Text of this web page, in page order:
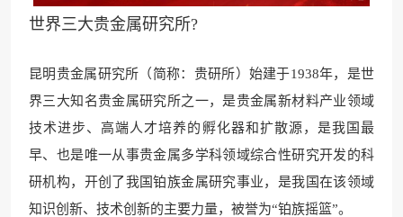
世界三大贵金属研究所?
昆明贵金属研究所（简称：贵研所）始建于1938年，是世
界三大知名贵金属研究所之一，是贵金属新材料产业领域
技术进步、高端人才培养的孵化器和扩散源，是我国最
早、也是唯一从事贵金属多学科领域综合性研究开发的科
研机构，开创了我国铂族金属研究事业，是我国在该领域
知识创新、技术创新的主要力量，被誉为“铂族摇篮”。